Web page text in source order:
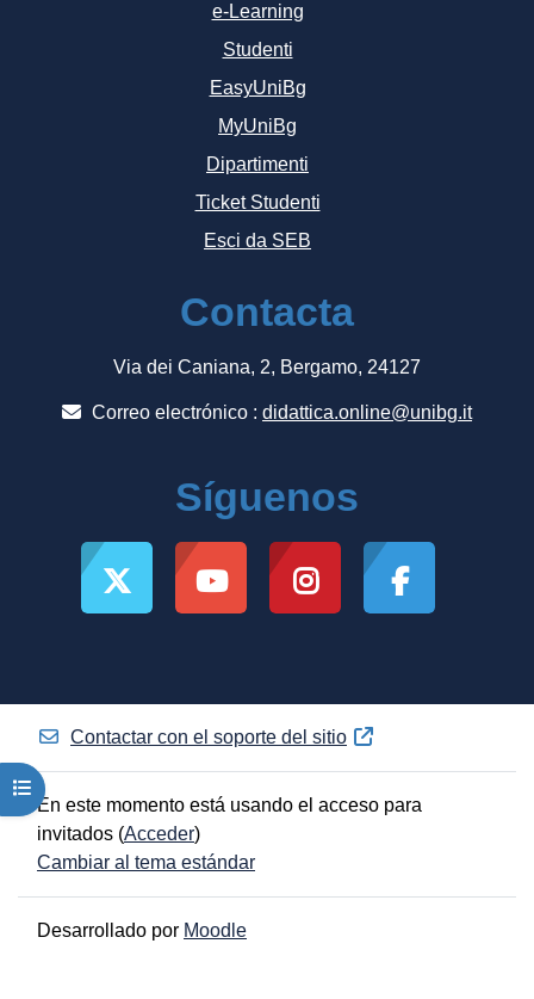
Abrir índice del curso
e-Learning
Studenti
EasyUniBg
MyUniBg
Dipartimenti
Ticket Studenti
Esci da SEB
Contacta
Via dei Caniana, 2, Bergamo, 24127
Correo electrónico : didattica.online@unibg.it
Síguenos
Contactar con el soporte del sitio
En este momento está usando el acceso para
invitados (Acceder)
Cambiar al tema estándar
Desarrollado por Moodle